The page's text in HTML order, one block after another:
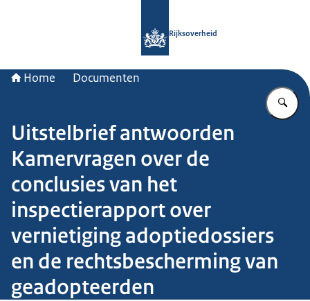
Rijksoverheid
Home Documenten
Uitstelbrief antwoorden
Kamervragen over de
conclusies van het
inspectierapport over
vernietiging adoptiedossiers
en de rechtsbescherming van
geadopteerden